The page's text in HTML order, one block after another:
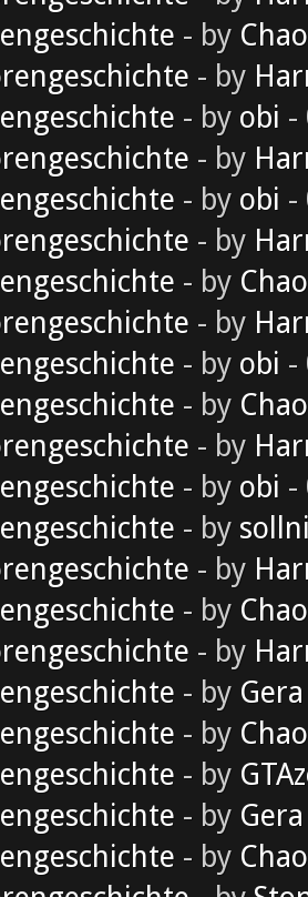
- by
- by
- by obi -
- by
- by obi -
- by
- by
- by
- by obi -
- by
- by
- by obi -
- by
- by
- by
- by
- by Gera
- by
- by
- by Gera
- by